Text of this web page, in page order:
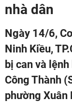
nhà dân
Ngày 14/6,
Ninh Kiều,
bị can và
Công Thành
phường Xuân